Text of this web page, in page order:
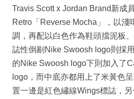
Travis Scott x Jordan Brand新成
Retro「Reverse Mocha」，以淺
調，再配以白色作為鞋頭擋泥板
誌性倒剔Nike Swoosh logo則採
的Nike Swoosh logo下則加入了
logo，而中底亦都用上了米黃色
置一邊是紅色繡線Wings標誌，